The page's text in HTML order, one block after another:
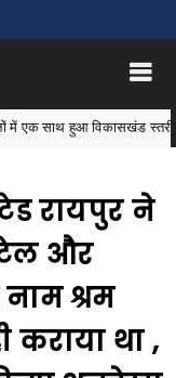
हुआ विकासखंड स्तरीय न्यौता
रायपुर ने
और
श्रम
था ,